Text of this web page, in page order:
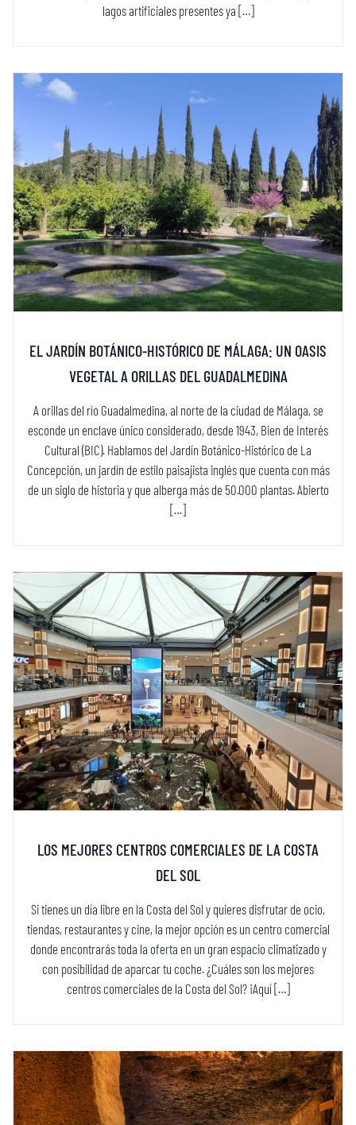
lagos artificiales presentes ya […]
EL JARDÍN BOTÁNICO-HISTÓRICO DE MÁLAGA: UN OASIS
VEGETAL A ORILLAS DEL GUADALMEDINA
A orillas del río Guadalmedina, al norte de la ciudad de Málaga, se
esconde un enclave único considerado, desde 1943, Bien de Interés
Cultural (BIC). Hablamos del Jardín Botánico-Histórico de La
Concepción, un jardín de estilo paisajista inglés que cuenta con más
de un siglo de historia y que alberga más de 50.000 plantas. Abierto
[…]
LOS MEJORES CENTROS COMERCIALES DE LA COSTA
DEL SOL
Si tienes un día libre en la Costa del Sol y quieres disfrutar de ocio,
tiendas, restaurantes y cine, la mejor opción es un centro comercial
donde encontrarás toda la oferta en un gran espacio climatizado y
con posibilidad de aparcar tu coche. ¿Cuáles son los mejores
centros comerciales de la Costa del Sol? ¡Aquí […]